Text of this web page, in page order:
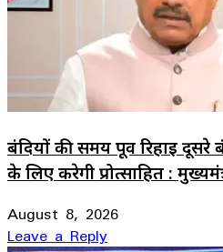
बंदियों की समय पूर्व रिहाई
के लिए करेगी प्रोत्साहित :
August 8, 2026
Leave a Reply